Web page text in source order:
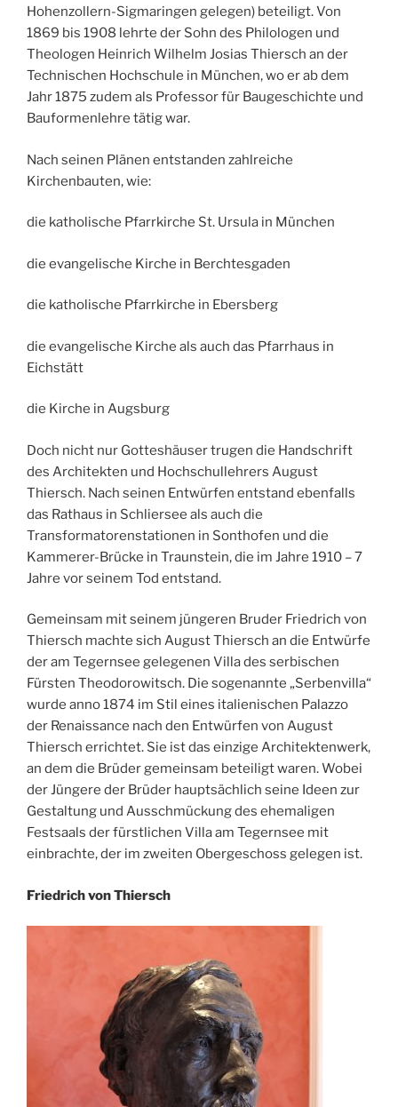
Hohenzollern-Sigmaringen gelegen) beteiligt. Von
1869 bis 1908 lehrte der Sohn des Philologen und
Theologen Heinrich Wilhelm Josias Thiersch an der
Technischen Hochschule in München, wo er ab dem
Jahr 1875 zudem als Professor für Baugeschichte und
Bauformenlehre tätig war.
Nach seinen Plänen entstanden zahlreiche
Kirchenbauten, wie:
die katholische Pfarrkirche St. Ursula in München
die evangelische Kirche in Berchtesgaden
die katholische Pfarrkirche in Ebersberg
die evangelische Kirche als auch das Pfarrhaus in
Eichstätt
die Kirche in Augsburg
Doch nicht nur Gotteshäuser trugen die Handschrift
des Architekten und Hochschullehrers August
Thiersch. Nach seinen Entwürfen entstand ebenfalls
das Rathaus in Schliersee als auch die
Transformatorenstationen in Sonthofen und die
Kammerer-Brücke in Traunstein, die im Jahre 1910 – 7
Jahre vor seinem Tod entstand.
Gemeinsam mit seinem jüngeren Bruder Friedrich von
Thiersch machte sich August Thiersch an die Entwürfe
der am Tegernsee gelegenen Villa des serbischen
Fürsten Theodorowitsch. Die sogenannte „Serbenvilla“
wurde anno 1874 im Stil eines italienischen Palazzo
der Renaissance nach den Entwürfen von August
Thiersch errichtet. Sie ist das einzige Architektenwerk,
an dem die Brüder gemeinsam beteiligt waren. Wobei
der Jüngere der Brüder hauptsächlich seine Ideen zur
Gestaltung und Ausschmückung des ehemaligen
Festsaals der fürstlichen Villa am Tegernsee mit
einbrachte, der im zweiten Obergeschoss gelegen ist.
Friedrich von Thiersch